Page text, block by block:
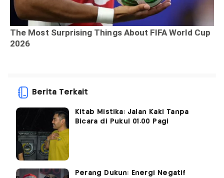
Berita Terkait
Kitab Mistika: Jalan Kaki Tanpa
Bicara di Pukul 01.00 Pagi
Perang Dukun: Energi Negatif